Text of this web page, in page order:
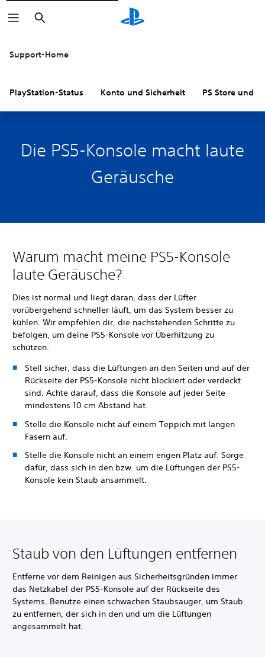
Suchen
Support-Home
PlayStation-Status Konto und Sicherheit PS Store und
Die PS5-Konsole macht laute
Geräusche
Warum macht meine PS5-Konsole
laute Geräusche?
Dies ist normal und liegt daran, dass der Lüfter
vorübergehend schneller läuft, um das System besser zu
kühlen. Wir empfehlen dir, die nachstehenden Schritte zu
befolgen, um deine PS5-Konsole vor Überhitzung zu
schützen.
Stell sicher, dass die Lüftungen an den Seiten und auf der
Rückseite der PS5-Konsole nicht blockiert oder verdeckt
sind. Achte darauf, dass die Konsole auf jeder Seite
mindestens 10 cm Abstand hat.
Stelle die Konsole nicht auf einem Teppich mit langen
Fasern auf.
Stelle die Konsole nicht an einem engen Platz auf. Sorge
dafür, dass sich in den bzw. um die Lüftungen der PS5-
Konsole kein Staub ansammelt.
Staub von den Lüftungen entfernen
Entferne vor dem Reinigen aus Sicherheitsgründen immer
das Netzkabel der PS5-Konsole auf der Rückseite des
Systems. Benutze einen schwachen Staubsauger, um Staub
zu entfernen, der sich in den und um die Lüftungen
angesammelt hat.